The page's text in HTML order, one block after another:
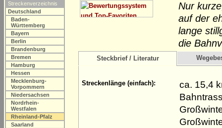
Streckenverzeichnis
Deutschland
Baden-
Württemberg
Bayern
Berlin
Brandenburg
Bremen
Hamburg
Hessen
Mecklenburg-
Vorpommern
Niedersachsen
Nordrhein-
Westfalen
Rheinland-Pfalz
Saarland
Nur
auf der
lange
die
Steckbrief / Literatur
Streckenlänge (einfach):
ca. 15,4